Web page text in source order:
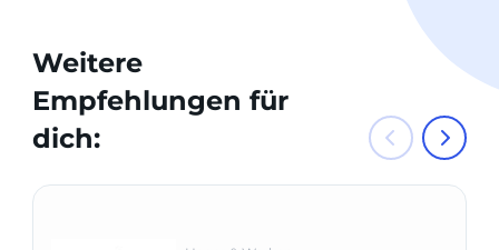
Weitere
Empfehlungen für
dich: